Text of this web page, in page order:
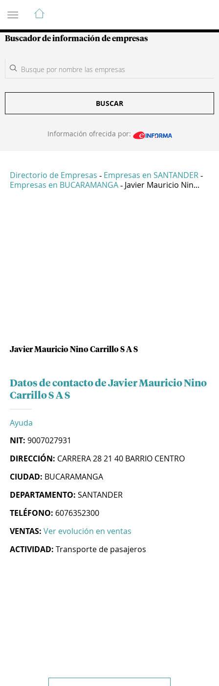
Guía de Empresas Colombianas
Buscador de información de empresas
BUSCAR
Información ofrecida por:
Directorio de Empresas - Empresas en SANTANDER -
Empresas en BUCARAMANGA - Javier Mauricio Nin...
Javier Mauricio Nino Carrillo S A S
Datos de contacto de Javier Mauricio Nino
Carrillo S A S
Ayuda
NIT: 9007027931
DIRECCIÓN: CARRERA 28 21 40 BARRIO CENTRO
CIUDAD: BUCARAMANGA
DEPARTAMENTO: SANTANDER
TELÉFONO: 6076352300
VENTAS: Ver evolución en ventas
ACTIVIDAD: Transporte de pasajeros